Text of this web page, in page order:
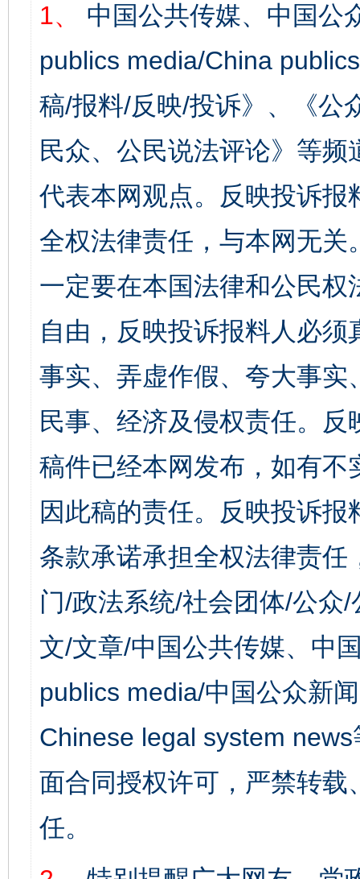
1、
中国公共传媒、中国公
publics media/China
稿/报料/反映/投诉》、《公
民众、公民说法评论》等
代表本网观点。反映投诉
全权法律责任，与本网无
一定要在本国法律和公民
自由，反映投诉报料人必
事实、弄虚作假、夸大事
民事、经济及侵权责任。
稿件已经本网发布，如有
因此稿的责任。反映投诉
条款承诺承担全权法律责
门/政法系统/社会团体/公众
文/文章/中国公共传媒、中
publics media/中国公众新
Chinese legal system
面合同授权许可，严禁转
任。